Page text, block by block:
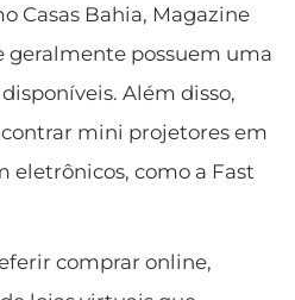
Casas Bahia, Magazine
geralmente possuem uma
Além disso,
mini projetores em
eletrônicos, como a Fast
comprar online,